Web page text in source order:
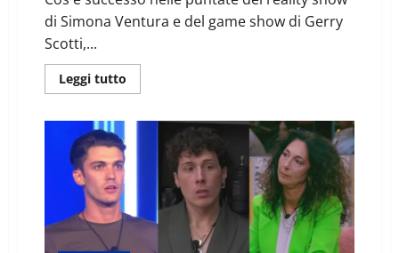
di Simona Ventura e del game show di Gerry
Scotti,...
Leggi tutto